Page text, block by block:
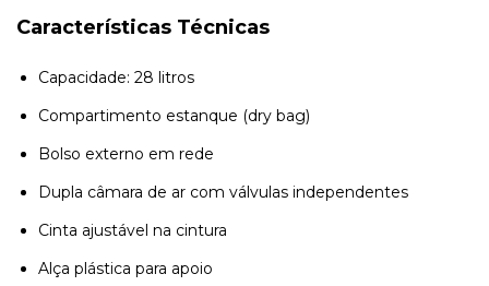
Características Técnicas
Capacidade: 28 litros
Compartimento estanque (dry bag)
Bolso externo em rede
Dupla câmara de ar com válvulas independentes
Cinta ajustável na cintura
Alça plástica para apoio